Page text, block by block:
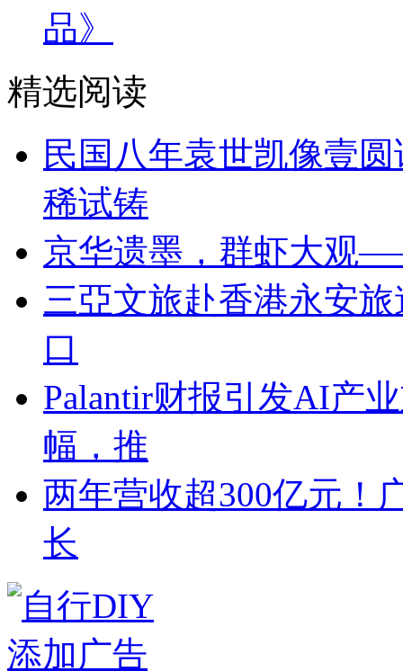
品》
精选阅读
民国八年袁世凯像壹
稀试铸
京华遗墨，群虾大观
三亞文旅赴香港永安
口
Palantir财报引发AI产
幅，推
两年营收超300亿元！
长